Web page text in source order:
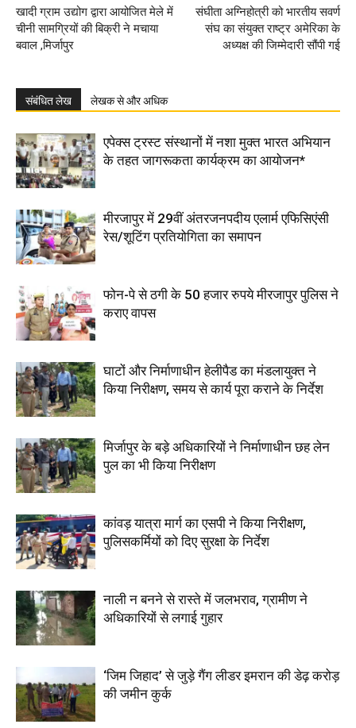
खादी ग्राम उद्योग द्वारा आयोजित मेले में
चीनी सामग्रियों की बिक्री ने मचाया
बवाल ,मिर्जापुर
संघीता अग्निहोत्री को भारतीय सवर्ण
संघ का संयुक्त राष्ट्र अमेरिका के
अध्यक्ष की जिम्मेदारी सौंपी गई
संबंधित लेख लेखक से और अधिक
एपेक्स ट्रस्ट संस्थानों में नशा मुक्त भारत अभियान
के तहत जागरूकता कार्यक्रम का आयोजन*
मीरजापुर में 29वीं अंतरजनपदीय एलार्म एफिसिएंसी
रेस/शूटिंग प्रतियोगिता का समापन
फोन-पे से ठगी के 50 हजार रुपये मीरजापुर पुलिस ने
कराए वापस
घाटों और निर्माणाधीन हेलीपैड का मंडलायुक्त ने
किया निरीक्षण, समय से कार्य पूरा कराने के निर्देश
मिर्जापुर के बड़े अधिकारियों ने निर्माणाधीन छह लेन
पुल का भी किया निरीक्षण
कांवड़ यात्रा मार्ग का एसपी ने किया निरीक्षण,
पुलिसकर्मियों को दिए सुरक्षा के निर्देश
नाली न बनने से रास्ते में जलभराव, ग्रामीण ने
अधिकारियों से लगाई गुहार
‘जिम जिहाद’ से जुड़े गैंग लीडर इमरान की डेढ़ करोड़
की जमीन कुर्क